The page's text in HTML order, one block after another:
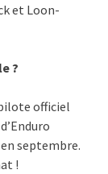
et Loon-
?
officiel
septembre.
!